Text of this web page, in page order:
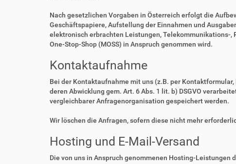
Nach gesetzlichen Vorgaben in Österreich erfolgt die
Geschäftspapiere, Aufstellung der Einnahmen und
elektronisch erbrachten Leistungen, Telekommunikations-
One-Stop-Shop (MOSS) in Anspruch genommen wird.
Kontaktaufnahme
Bei der Kontaktaufnahme mit uns (z.B. per
deren Abwicklung gem. Art. 6 Abs. 1 lit. b) DSGVO
vergleichbarer Anfragenorganisation gespeichert werden.
Wir löschen die Anfragen, sofern diese nicht mehr
Hosting und E-Mail-Versand
Die von uns in Anspruch genommenen Hosting-